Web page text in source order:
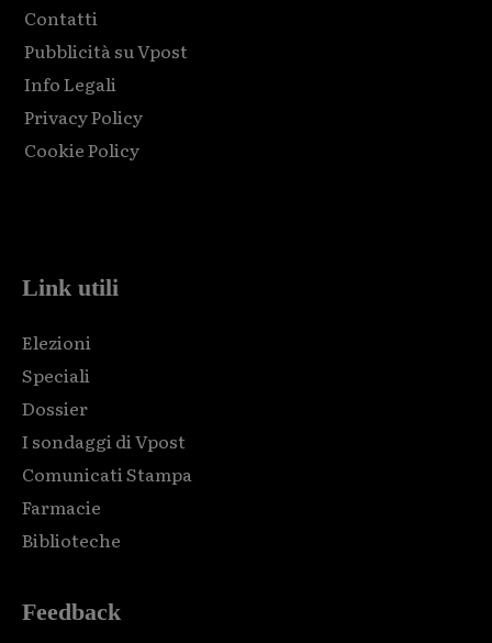
Contatti
Pubblicità su Vpost
Info Legali
Privacy Policy
Cookie Policy
Link utili
Elezioni
Speciali
Dossier
I sondaggi di Vpost
Comunicati Stampa
Farmacie
Biblioteche
Feedback